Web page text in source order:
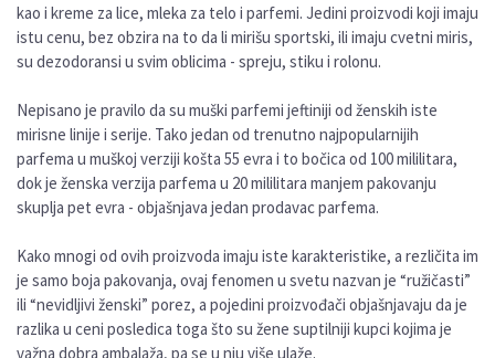
kao i kreme za lice, mleka za telo i parfemi. Jedini proizvodi koji imaju
istu cenu, bez obzira na to da li mirišu sportski, ili imaju cvetni miris,
su dezodoransi u svim oblicima - spreju, stiku i rolonu.
Nepisano je pravilo da su muški parfemi jeftiniji od ženskih iste
mirisne linije i serije. Tako jedan od trenutno najpopularnijih
parfema u muškoj verziji košta 55 evra i to bočica od 100 mililitara,
dok je ženska verzija parfema u 20 mililitara manjem pakovanju
skuplja pet evra - objašnjava jedan prodavac parfema.
Kako mnogi od ovih proizvoda imaju iste karakteristike, a rezličita im
je samo boja pakovanja, ovaj fenomen u svetu nazvan je “ružičasti”
ili “nevidljivi ženski” porez, a pojedini proizvođači objašnjavaju da je
razlika u ceni posledica toga što su žene suptilniji kupci kojima je
važna dobra ambalaža, pa se u nju više ulaže.